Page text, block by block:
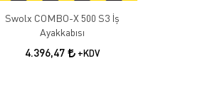
Swolx COMBO-X 500 S3 İş
Ayakkabısı
4.396,47 +KDV